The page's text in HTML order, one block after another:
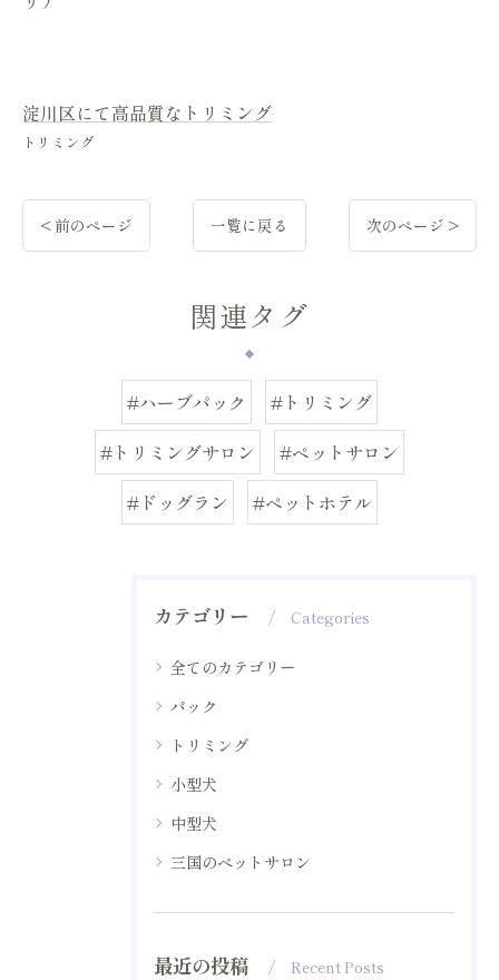
淀川区にて高品質なトリミング
トリミング
< 前のページ 一覧に戻る 次のページ >
関連タグ
#ハーブパック
#トリミング
#トリミングサロン
#ペットサロン
#ドッグラン
#ペットホテル
カテゴリー Categories
全てのカテゴリー
パック
トリミング
小型犬
中型犬
三国のペットサロン
最近の投稿 Recent Posts